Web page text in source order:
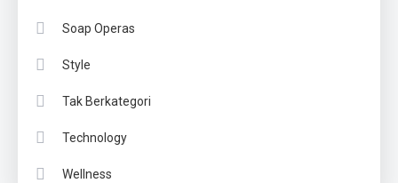
Soap Operas
Style
Tak Berkategori
Technology
Wellness